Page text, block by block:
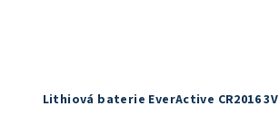
Lithiová baterie EverActive CR2016 3V